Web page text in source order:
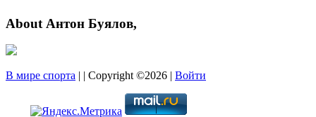
About Антон Буялов,
В мире спорта | | Copyright ©2026 | Войти